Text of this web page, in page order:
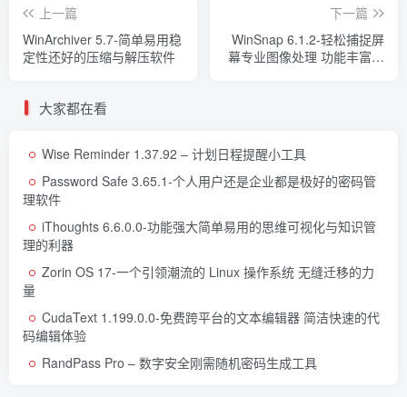
上一篇
WinArchiver 5.7-简单易用稳
定性还好的压缩与解压软件
下一篇
WinSnap 6.1.2-轻松捕捉屏
幕专业图像处理 功能丰富的
大家都在看
Wise Reminder 1.37.92 – 计划日程提醒小工具
Password Safe 3.65.1-个人用户还是企业都是极好的密码管
理软件
iThoughts 6.6.0.0-功能强大简单易用的思维可视化与知识管
理的利器
Zorin OS 17-一个引领潮流的 Linux 操作系统 无缝迁移的力
量
CudaText 1.199.0.0-免费跨平台的文本编辑器 简洁快速的代
码编辑体验
RandPass Pro – 数字安全刚需随机密码生成工具